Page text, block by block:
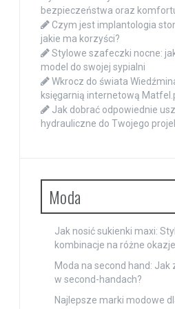
bezpieczeństwa oraz
Czym jest implantologia
jakie ma korzyści?
Stylowe szafeczki nocne:
model do swojej sypialni
Wkrocz do świata
księgarnią internetową
Jak dobrać odpowiednie
hydrauliczne do Twojego
Moda
Jak nosić sukienki maxi:
kombinacje na różne okazje
Moda na second hand: Jak
w second-handach?
Najlepsze marki modowe